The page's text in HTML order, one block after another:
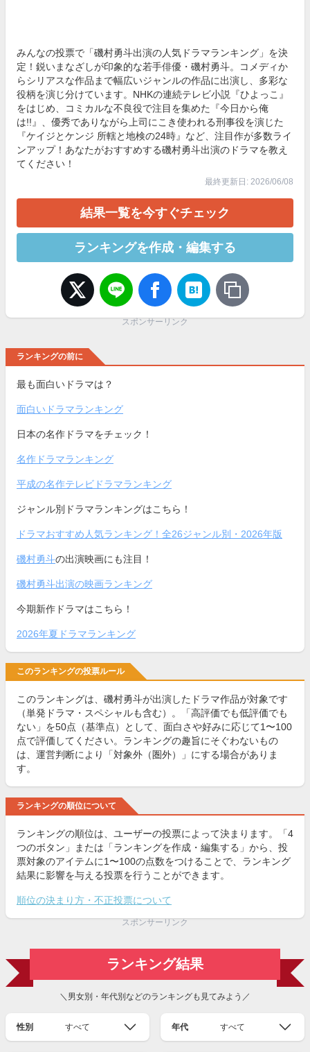
みんなの投票で「磯村勇斗出演の人気ドラマランキング」を決
定！鋭いまなざしが印象的な若手俳優・磯村勇斗。コメディか
らシリアスな作品まで幅広いジャンルの作品に出演し、多彩な
役柄を演じ分けています。NHKの連続テレビ小説『ひよっこ』
をはじめ、コミカルな不良役で注目を集めた『今日から俺
は!!』、優秀でありながら上司にこき使われる刑事役を演じた
『ケイジとケンジ 所轄と地検の24時』など、注目作が多数ライ
ンアップ！あなたがおすすめする磯村勇斗出演のドラマを教え
てください！
最終更新日: 2026/06/08
結果一覧を今すぐチェック
ランキングを作成・編集する
スポンサーリンク
ランキングの前に
最も面白いドラマは？
面白いドラマランキング
日本の名作ドラマをチェック！
名作ドラマランキング
平成の名作テレビドラマランキング
ジャンル別ドラマランキングはこちら！
ドラマおすすめ人気ランキング！全26ジャンル別・2026年版
磯村勇斗の出演映画にも注目！
磯村勇斗出演の映画ランキング
今期新作ドラマはこちら！
2026年夏ドラマランキング
このランキングの投票ルール
このランキングは、磯村勇斗が出演したドラマ作品が対象です
（単発ドラマ・スペシャルも含む）。「高評価でも低評価でも
ない」を50点（基準点）として、面白さや好みに応じて1〜100
点で評価してください。ランキングの趣旨にそぐわないもの
は、運営判断により「対象外（圏外）」にする場合がありま
す。
ランキングの順位について
ランキングの順位は、ユーザーの投票によって決まります。「4
つのボタン」または「ランキングを作成・編集する」から、投
票対象のアイテムに1〜100の点数をつけることで、ランキング
結果に影響を与える投票を行うことができます。
順位の決まり方・不正投票について
スポンサーリンク
ランキング結果
＼男女別・年代別などのランキングも見てみよう／
性別 すべて 年代 すべて